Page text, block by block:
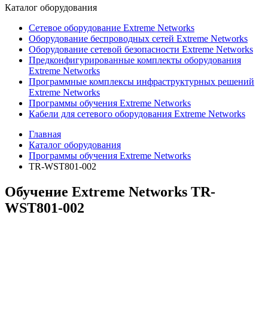
Каталог оборудования
Сетевое оборудование Extreme Networks
Оборудование беспроводных сетей Extreme Networks
Оборудование сетевой безопасности Extreme Networks
Предконфигурированные комплекты оборудования
Extreme Networks
Программные комплексы инфраструктурных решений
Extreme Networks
Программы обучения Extreme Networks
Кабели для сетевого оборудования Extreme Networks
Главная
Каталог оборудования
Программы обучения Extreme Networks
TR-WST801-002
Обучение Extreme Networks TR-
WST801-002